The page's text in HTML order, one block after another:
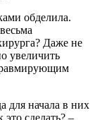
обделила.
Даже не
увеличить
для начала в них
сделать? –